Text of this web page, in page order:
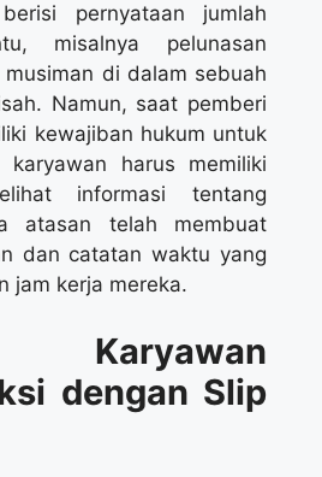
pernyataan jumlah
misalnya pelunasan
musiman di dalam sebuah
Namun, saat pemberi
kewajiban hukum untuk
karyawan harus memiliki
informasi tentang
atasan telah membuat
dan catatan waktu yang
jam kerja mereka.
dengan Slip